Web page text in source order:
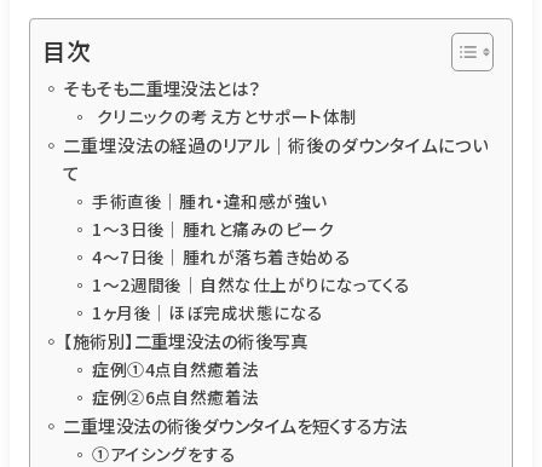
目次
そもそも二重埋没法とは？
クリニックの考え方とサポート体制
二重埋没法の経過のリアル｜術後のダウンタイムについ
て
手術直後｜腫れ・違和感が強い
1～3日後｜腫れと痛みのピーク
4～7日後｜腫れが落ち着き始める
1～2週間後｜自然な仕上がりになってくる
1ヶ月後｜ほぼ完成状態になる
【施術別】二重埋没法の術後写真
症例①4点自然癒着法
症例②6点自然癒着法
二重埋没法の術後ダウンタイムを短くする方法
①アイシングをする